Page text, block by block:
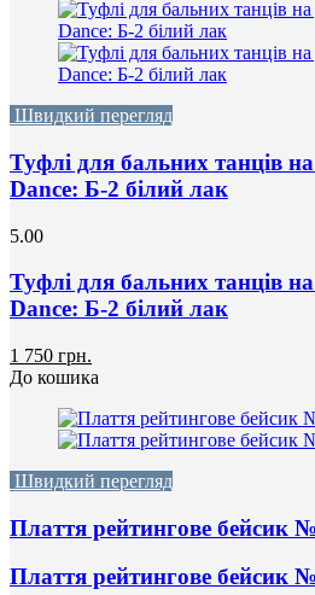
Швидкий перегляд
Туфлі для бальних танців
Dance: Б-2 білий лак
5.00
Туфлі для бальних танців
Dance: Б-2 білий лак
1 750 грн.
До кошика
Швидкий перегляд
Плаття рейтингове бейсик
Плаття рейтингове бейсик